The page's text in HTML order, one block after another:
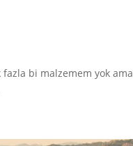
bi malzemem yok ama